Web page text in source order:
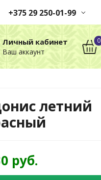
+375 29 250-01-99
автоматически через корзину
круглосуточно без выходных
Личный кабинет
Ваш аккаунт
0
летний
руб.